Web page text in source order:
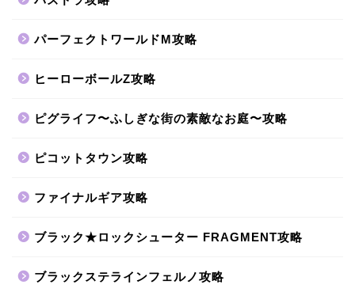
パーフェクトワールドM攻略
ヒーローボールZ攻略
ピグライフ〜ふしぎな街の素敵なお庭〜攻略
ピコットタウン攻略
ファイナルギア攻略
ブラック★ロックシューター FRAGMENT攻略
ブラックステラインフェルノ攻略